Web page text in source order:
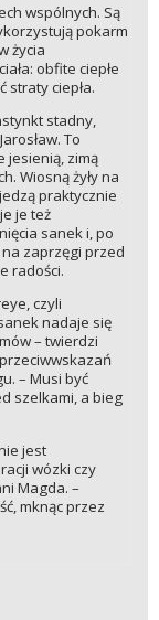
wspólnych. Są
pokarm
życia
obfite ciepłe
straty ciepła.
stadny,
To
jesienią, zimą
Wiosną żyły na
praktycznie
je też
sanek i, po
zaprzęgi przed
radości.
czyli
nadaje się
– twierdzi
– Musi być
szelkami, a bieg
jest
wózki czy
Magda. –
mknąc przez